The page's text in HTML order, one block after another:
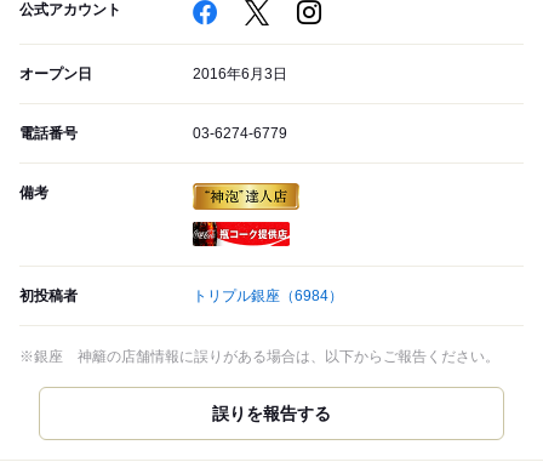
公式アカウント
オープン日 2016年6月3日
電話番号 03-6274-6779
備考
初投稿者 トリプル銀座 （6984）
※銀座 神籬の店舗情報に誤りがある場合は、以下からご報告ください。
誤りを報告する